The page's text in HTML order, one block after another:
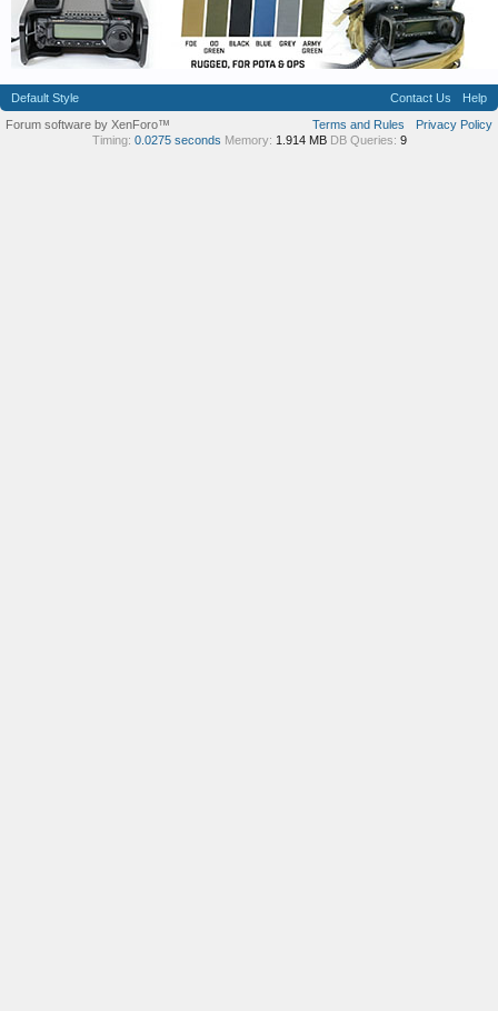
Default Style Contact Us
Help
Terms and Rules
Privacy Policy
Forum software by XenForo™
Timing: 0.0275 seconds Memory: 1.914 MB DB Queries: 9